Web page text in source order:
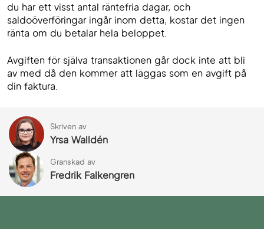
du har ett visst antal räntefria dagar, och
saldoöverföringar ingår inom detta, kostar det ingen
ränta om du betalar hela beloppet.
Avgiften för själva transaktionen går dock inte att bli
av med då den kommer att läggas som en avgift på
din faktura.
Skriven av
Yrsa Walldén
Granskad av
Fredrik Falkengren